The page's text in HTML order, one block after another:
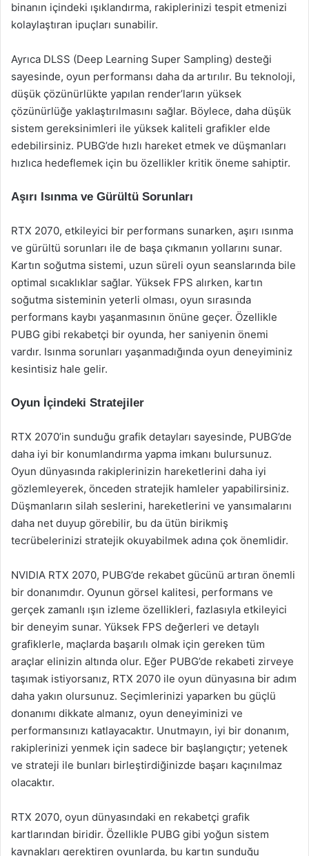
binanın içindeki ışıklandırma, rakiplerinizi tespit etmenizi
kolaylaştıran ipuçları sunabilir.
Ayrıca DLSS (Deep Learning Super Sampling) desteği
sayesinde, oyun performansı daha da artırılır. Bu teknoloji,
düşük çözünürlükte yapılan render’ların yüksek
çözünürlüğe yaklaştırılmasını sağlar. Böylece, daha düşük
sistem gereksinimleri ile yüksek kaliteli grafikler elde
edebilirsiniz. PUBG’de hızlı hareket etmek ve düşmanları
hızlıca hedeflemek için bu özellikler kritik öneme sahiptir.
Aşırı Isınma ve Gürültü Sorunları
RTX 2070, etkileyici bir performans sunarken, aşırı ısınma
ve gürültü sorunları ile de başa çıkmanın yollarını sunar.
Kartın soğutma sistemi, uzun süreli oyun seanslarında bile
optimal sıcaklıklar sağlar. Yüksek FPS alırken, kartın
soğutma sisteminin yeterli olması, oyun sırasında
performans kaybı yaşanmasının önüne geçer. Özellikle
PUBG gibi rekabetçi bir oyunda, her saniyenin önemi
vardır. Isınma sorunları yaşanmadığında oyun deneyiminiz
kesintisiz hale gelir.
Oyun İçindeki Stratejiler
RTX 2070’in sunduğu grafik detayları sayesinde, PUBG’de
daha iyi bir konumlandırma yapma imkanı bulursunuz.
Oyun dünyasında rakiplerinizin hareketlerini daha iyi
gözlemleyerek, önceden stratejik hamleler yapabilirsiniz.
Düşmanların silah seslerini, hareketlerini ve yansımalarını
daha net duyup görebilir, bu da ütün birikmiş
tecrübelerinizi stratejik okuyabilmek adına çok önemlidir.
NVIDIA RTX 2070, PUBG’de rekabet gücünü artıran önemli
bir donanımdır. Oyunun görsel kalitesi, performans ve
gerçek zamanlı ışın izleme özellikleri, fazlasıyla etkileyici
bir deneyim sunar. Yüksek FPS değerleri ve detaylı
grafiklerle, maçlarda başarılı olmak için gereken tüm
araçlar elinizin altında olur. Eğer PUBG’de rekabeti zirveye
taşımak istiyorsanız, RTX 2070 ile oyun dünyasına bir adım
daha yakın olursunuz. Seçimlerinizi yaparken bu güçlü
donanımı dikkate almanız, oyun deneyiminizi ve
performansınızı katlayacaktır. Unutmayın, iyi bir donanım,
rakiplerinizi yenmek için sadece bir başlangıçtır; yetenek
ve strateji ile bunları birleştirdiğinizde başarı kaçınılmaz
olacaktır.
RTX 2070, oyun dünyasındaki en rekabetçi grafik
kartlarından biridir. Özellikle PUBG gibi yoğun sistem
kaynakları gerektiren oyunlarda, bu kartın sunduğu